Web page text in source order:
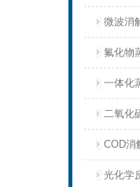
微波消
氟化物
一体化
二氧化
COD消
光化学